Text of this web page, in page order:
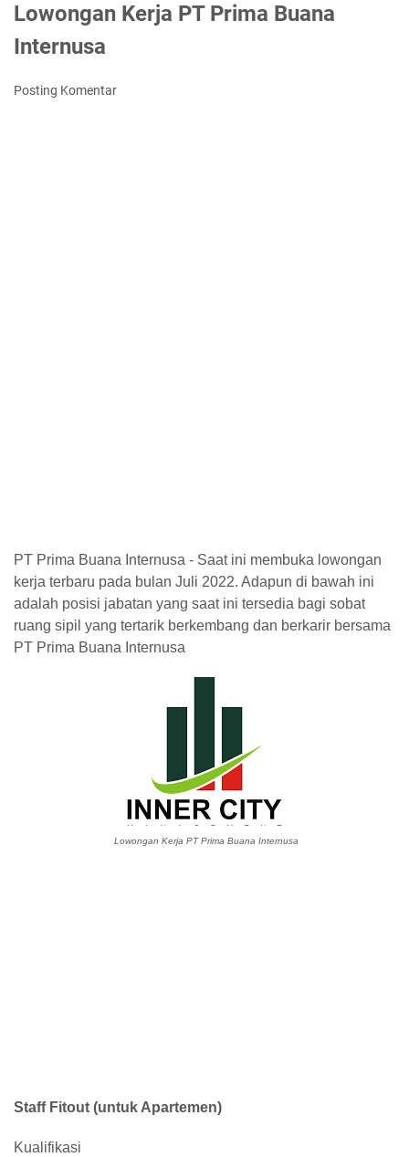
Lowongan Kerja PT Prima Buana
Internusa
Posting Komentar
PT Prima Buana Internusa - Saat ini membuka lowongan
kerja terbaru pada bulan Juli 2022. Adapun di bawah ini
adalah posisi jabatan yang saat ini tersedia bagi sobat
ruang sipil yang tertarik berkembang dan berkarir bersama
PT Prima Buana Internusa
Lowongan Kerja PT Prima Buana Internusa
Staff Fitout (untuk Apartemen)
Kualifikasi